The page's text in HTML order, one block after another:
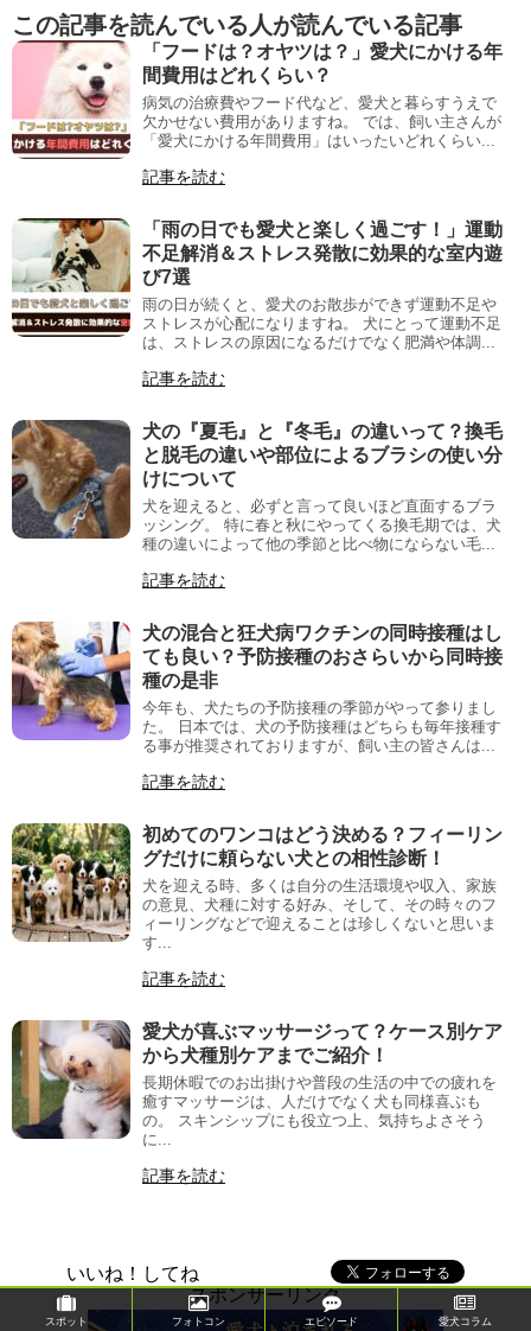
いいね！してね
この記事を読んでいる人が読んでいる記事
「フードは？オヤツは？」愛犬にかける年
間費用はどれくらい？
病気の治療費やフード代など、愛犬と暮らすうえで
欠かせない費用がありますね。 では、飼い主さんが
「愛犬にかける年間費用」はいったいどれくらい...
記事を読む
「雨の日でも愛犬と楽しく過ごす！」運動
不足解消＆ストレス発散に効果的な室内遊
び7選
雨の日が続くと、愛犬のお散歩ができず運動不足や
ストレスが心配になりますね。 犬にとって運動不足
は、ストレスの原因になるだけでなく肥満や体調...
記事を読む
犬の『夏毛』と『冬毛』の違いって？換毛
と脱毛の違いや部位によるブラシの使い分
けについて
犬を迎えると、必ずと言って良いほど直面するブラ
ッシング。 特に春と秋にやってくる換毛期では、犬
種の違いによって他の季節と比べ物にならない毛...
記事を読む
犬の混合と狂犬病ワクチンの同時接種はし
ても良い？予防接種のおさらいから同時接
種の是非
今年も、犬たちの予防接種の季節がやって参りまし
た。 日本では、犬の予防接種はどちらも毎年接種す
る事が推奨されておりますが、飼い主の皆さんは...
記事を読む
初めてのワンコはどう決める？フィーリン
グだけに頼らない犬との相性診断！
犬を迎える時、多くは自分の生活環境や収入、家族
の意見、犬種に対する好み、そして、その時々のフ
ィーリングなどで迎えることは珍しくないと思いま
す...
記事を読む
愛犬が喜ぶマッサージって？ケース別ケア
から犬種別ケアまでご紹介！
長期休暇でのお出掛けや普段の生活の中での疲れを
癒すマッサージは、人だけでなく犬も同様喜ぶも
の。 スキンシップにも役立つ上、気持ちよさそう
に...
記事を読む
スポンサーリンク
スポット フォトコン エピソード 愛犬コラム